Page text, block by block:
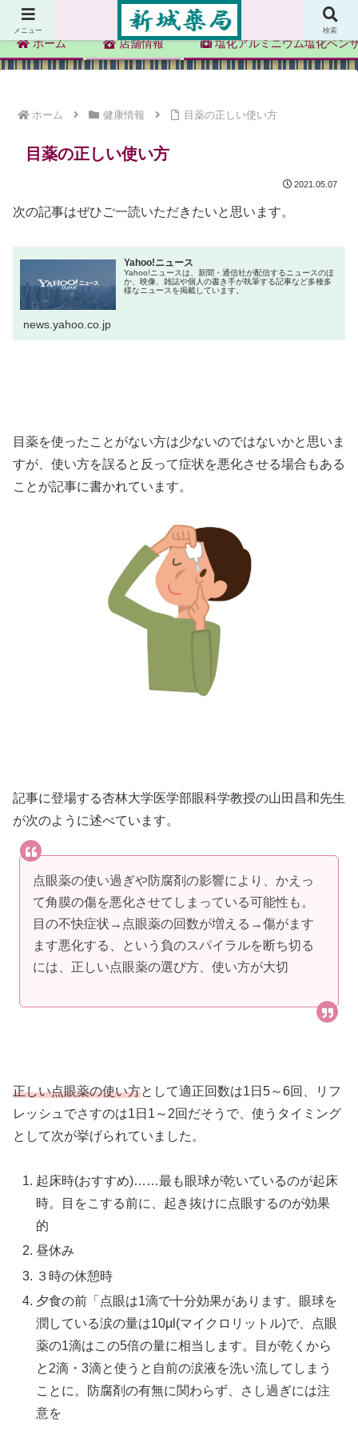
新城薬局
ホーム 店舗情報 塩化アルミニウム塩化ベン
ホーム 健康情報 目薬の正しい使い方
目薬の正しい使い方
2021.05.07
次の記事はぜひご一読いただきたいと思います。
Yahoo!ニュース
Yahoo!ニュースは、新聞・通信社が配信するニュースのほ
か、映像、雑誌や個人の書き手が執筆する記事など多種多
様なニュースを掲載しています。
news.yahoo.co.jp
目薬を使ったことがない方は少ないのではないかと思いま
すが、使い方を誤ると反って症状を悪化させる場合もある
ことが記事に書かれています。
記事に登場する杏林大学医学部眼科学教授の山田昌和先生
が次のように述べています。
点眼薬の使い過ぎや防腐剤の影響により、かえっ
て角膜の傷を悪化させてしまっている可能性も。
目の不快症状→点眼薬の回数が増える→傷がます
ます悪化する、という負のスパイラルを断ち切る
には、正しい点眼薬の選び方、使い方が大切
正しい点眼薬の使い方として適正回数は1日5～6回、リフ
レッシュでさすのは1日1～2回だそうで、使うタイミング
として次が挙げられていました。
起床時(おすすめ)……最も眼球が乾いているのが起床
時。目をこする前に、起き抜けに点眼するのが効果
的
昼休み
３時の休憩時
夕食の前「点眼は1滴で十分効果があります。眼球を
潤している涙の量は10µl(マイクロリットル)で、点眼
薬の1滴はこの5倍の量に相当します。目が乾くから
と2滴・3滴と使うと自前の涙液を洗い流してしまう
ことに。防腐剤の有無に関わらず、さし過ぎには注
意を
メニュー 検索